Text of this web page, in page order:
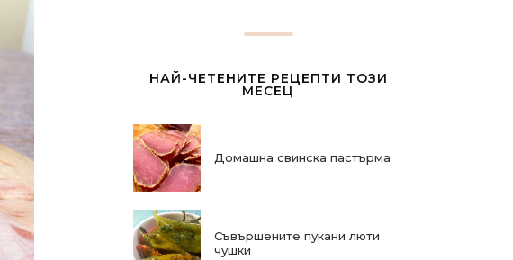
НАЙ-ЧЕТЕНИТЕ РЕЦЕПТИ ТОЗИ
МЕСЕЦ
Домашна свинска пастърма
Съвършените пукани люти
чушки